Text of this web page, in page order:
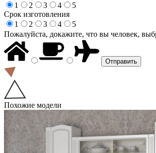
1
2 3 4
5
Срок изготовления
1
2 3 4
5
Пожалуйста, докажите, что вы человек,
Похожие модели